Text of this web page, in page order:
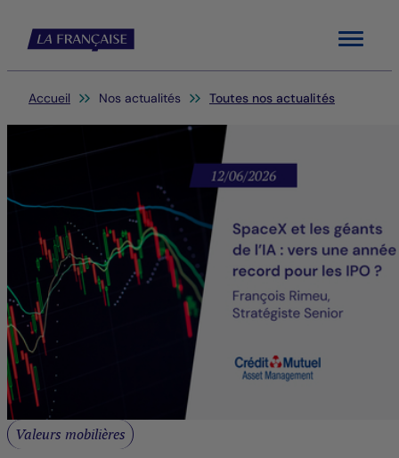
Menu
Vous êtes ici:
Accueil Nos actualités Toutes nos actualités
Valeurs mobilières